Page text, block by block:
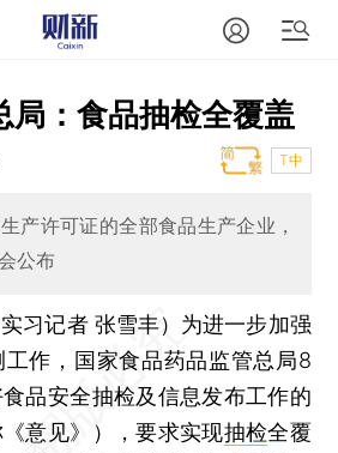
局：食品抽检全覆盖
T中
产许可证的全部食品生产企业，
公布
习记者 张雪丰） 为进一步加强
工作，国家食品药品监管总局8
品安全抽检及信息发布工作的
意见》），要求实现抽检全覆